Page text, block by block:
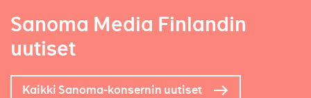
Sanoma Media Finlandin
uutiset
Kaikki Sanoma-konsernin uutiset